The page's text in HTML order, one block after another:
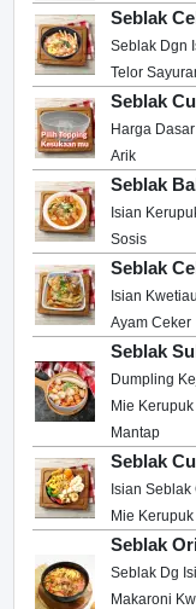
Seblak
Seblak Dgn
Telor
Seblak
Harga
Arik
Seblak
Isian
Sosis
Seblak
Isian
Ayam Ceker
Seblak
Dumpling
Mie
Mantap
Seblak
Isian
Mie
Seblak
Seblak Dg
Makaroni